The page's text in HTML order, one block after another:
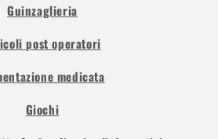
Guinzaglieria
post operatori
medicata
Giochi